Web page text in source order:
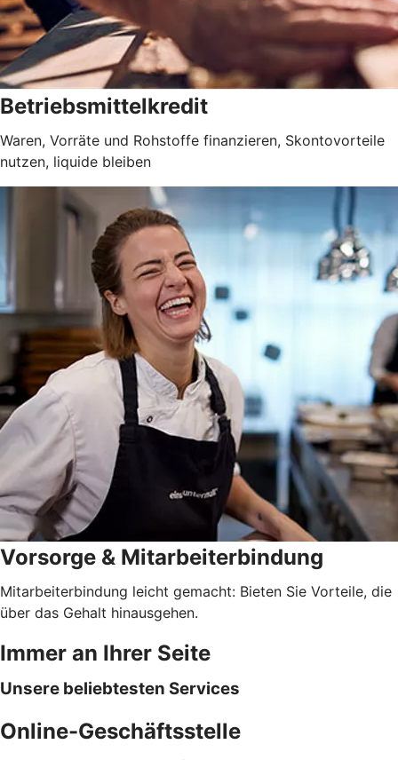
Betriebsmittelkredit
Waren, Vorräte und Rohstoffe finanzieren, Skontovorteile
nutzen, liquide bleiben
Vorsorge & Mitarbeiterbindung
Mitarbeiterbindung leicht gemacht: Bieten Sie Vorteile, die
über das Gehalt hinausgehen.
Immer an Ihrer Seite
Unsere beliebtesten Services
Online-Geschäftsstelle